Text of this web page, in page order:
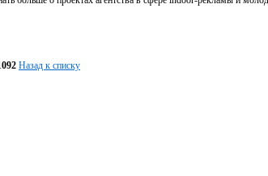
Назад к списку